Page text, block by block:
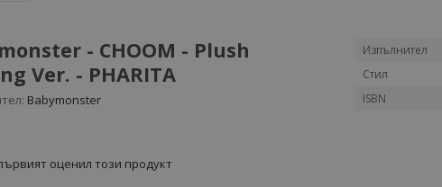
- CHOOM - Plush
Ver. - PHARITA
Babymonster
оценил този продукт
Повече
Изпълнител
Стил
ISBN